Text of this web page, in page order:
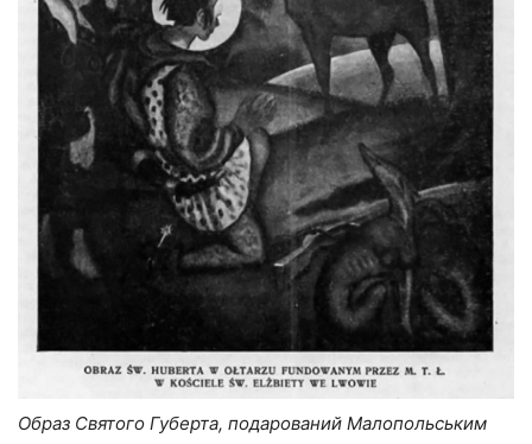
Образ Святого Губерта, подарований Малопольським